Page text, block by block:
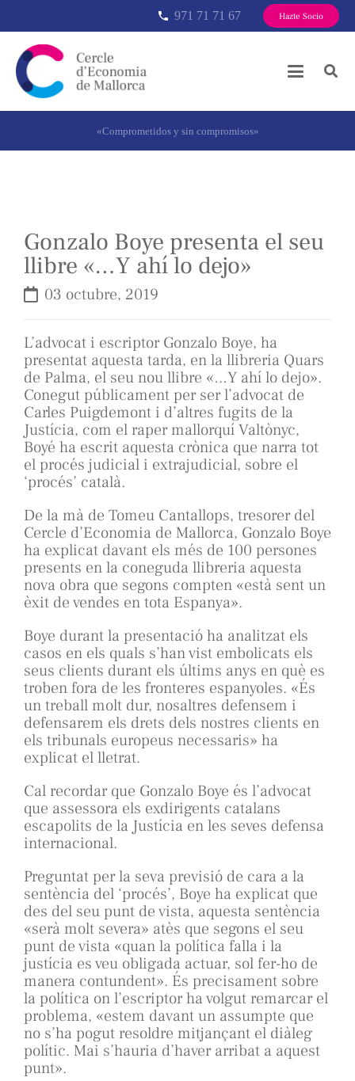
phone 971 71 71 67 Hazte Socio
«Comprometidos y sin compromisos»
Gonzalo Boye presenta el seu
llibre «…Y ahí lo dejo»
03 octubre, 2019
L’advocat i escriptor Gonzalo Boye, ha
presentat aquesta tarda, en la llibreria Quars
de Palma, el seu nou llibre «…Y ahí lo dejo».
Conegut públicament per ser l’advocat de
Carles Puigdemont i d’altres fugits de la
Justícia, com el raper mallorquí Valtònyc,
Boyé ha escrit aquesta crònica que narra tot
el procés judicial i extrajudicial, sobre el
‘procés’ català.
De la mà de Tomeu Cantallops, tresorer del
Cercle d’Economia de Mallorca, Gonzalo Boye
ha explicat davant els més de 100 persones
presents en la coneguda llibreria aquesta
nova obra que segons compten «està sent un
èxit de vendes en tota Espanya».
Boye durant la presentació ha analitzat els
casos en els quals s’han vist embolicats els
seus clients durant els últims anys en què es
troben fora de les fronteres espanyoles. «És
un treball molt dur, nosaltres defensem i
defensarem els drets dels nostres clients en
els tribunals europeus necessaris» ha
explicat el lletrat.
Cal recordar que Gonzalo Boye és l’advocat
que assessora els exdirigents catalans
escapolits de la Justícia en les seves defensa
internacional.
Preguntat per la seva previsió de cara a la
sentència del ‘procés’, Boye ha explicat que
des del seu punt de vista, aquesta sentència
«serà molt severa» atès que segons el seu
punt de vista «quan la política falla i la
justícia es veu obligada actuar, sol fer-ho de
manera contundent». És precisament sobre
la política on l’escriptor ha volgut remarcar el
problema, «estem davant un assumpte que
no s’ha pogut resoldre mitjançant el diàleg
polític. Mai s’hauria d’haver arribat a aquest
punt».